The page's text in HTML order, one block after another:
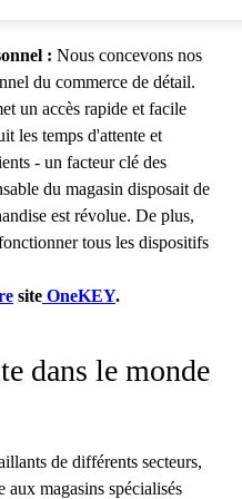
: Nous concevons nos
du commerce de détail.
un accès rapide et facile
les temps d'attente et
- un facteur clé des
du magasin disposait de
est révolue. De plus,
tous les dispositifs
site OneKEY.
dans le monde
de différents secteurs,
aux magasins spécialisés